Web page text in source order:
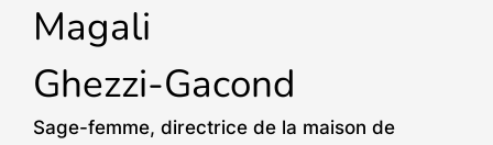
Magali
Ghezzi-Gacond
Sage-femme, directrice de la maison de